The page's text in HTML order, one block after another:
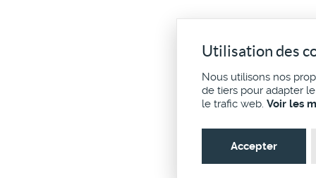
Utilisation des
Nous utilisons nos
de tiers pour adapter
le trafic web. Voir les
Accepter